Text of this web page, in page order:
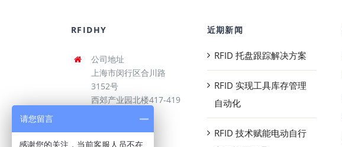
RFIDHY
公司地址
上海市闵行区合川路
3152号
西郊产业园北楼417-419
400 103 7942
近期新闻
RFID 托盘跟踪解决方案
RFID 实现工具库存管理
自动化
RFID 技术赋能电动自行
请您留言
感谢您的关注，当前客服人员不在